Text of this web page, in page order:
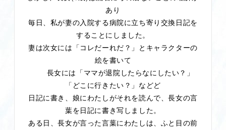
あり
毎日、私が妻の入院する病院に立ち寄り交換日記を
することにしました。
妻は次女には「コレだーれだ？」とキャラクターの
絵を書いて
長女には「ママが退院したらなにしたい？」
「どこに行きたい？」などど
日記に書き、娘にわたしがそれを読んで、長女の言
葉を日記に書き写しました。
ある日、長女が言った言葉にわたしは、ふと目の前